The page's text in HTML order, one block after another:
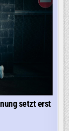
setzt erst